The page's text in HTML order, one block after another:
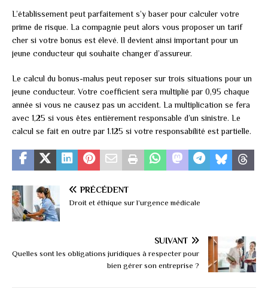
L’établissement peut parfaitement s’y baser pour calculer votre
prime de risque. La compagnie peut alors vous proposer un tarif
cher si votre bonus est élevé. Il devient ainsi important pour un
jeune conducteur qui souhaite changer d’assureur.
Le calcul du bonus-malus peut reposer sur trois situations pour un
jeune conducteur. Votre coefficient sera multiplié par 0,95 chaque
année si vous ne causez pas un accident. La multiplication se fera
avec 1,25 si vous êtes entièrement responsable d’un sinistre. Le
calcul se fait en outre par 1.125 si votre responsabilité est partielle.
PRÉCÉDENT
Droit et éthique sur l’urgence médicale
SUIVANT
Quelles sont les obligations juridiques à respecter pour
bien gérer son entreprise ?